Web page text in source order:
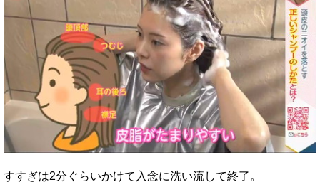
すすぎは2分ぐらいかけて入念に洗い流して終了。